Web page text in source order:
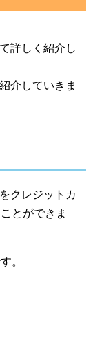
詳しく紹介し
介していきま
クレジットカ
とができま
。